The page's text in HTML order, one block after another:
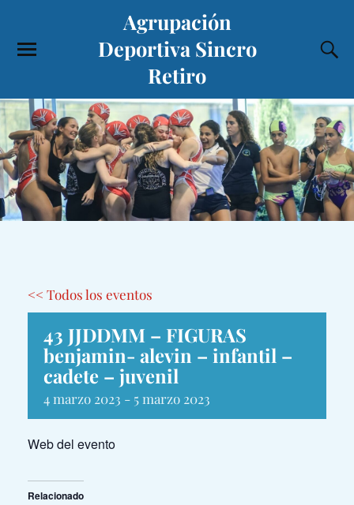
Agrupación
Deportiva Sincro
Retiro
<< Todos los eventos
43 JJDDMM – FIGURAS
benjamin- alevin – infantil –
cadete – juvenil
4 marzo 2023 - 5 marzo 2023
Web del evento
Relacionado